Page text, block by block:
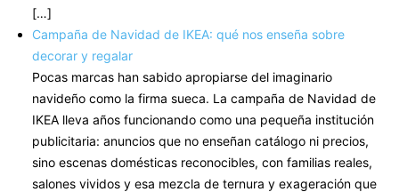
[…]
Campaña de Navidad de IKEA: qué nos enseña sobre
decorar y regalar
Pocas marcas han sabido apropiarse del imaginario
navideño como la firma sueca. La campaña de Navidad de
IKEA lleva años funcionando como una pequeña institución
publicitaria: anuncios que no enseñan catálogo ni precios,
sino escenas domésticas reconocibles, con familias reales,
salones vividos y esa mezcla de ternura y exageración que